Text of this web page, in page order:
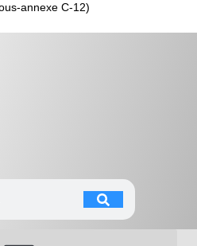
annexe C-12)